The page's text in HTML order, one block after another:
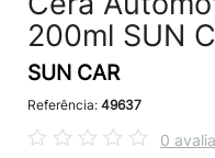
200ml SUN
SUN CAR
Referência: 49637
0